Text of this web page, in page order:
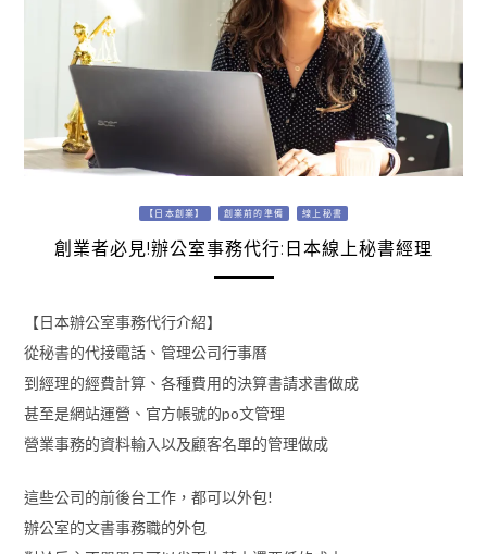
【日本創業】 創業前的準備 線上秘書
創業者必見!辦公室事務代行:日本線上秘書經理
【日本辦公室事務代行介紹】
從秘書的代接電話、管理公司行事曆
到經理的經費計算、各種費用的決算書請求書做成
甚至是網站運營、官方帳號的po文管理
營業事務的資料輸入以及顧客名單的管理做成
這些公司的前後台工作，都可以外包!
辦公室的文書事務職的外包